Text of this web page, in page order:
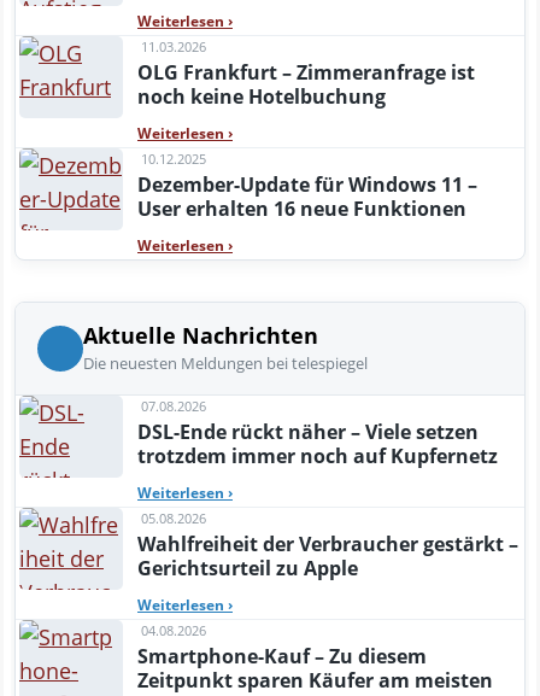
Weiterlesen ›
11.03.2026
OLG Frankfurt – Zimmeranfrage ist
noch keine Hotelbuchung
Weiterlesen ›
10.12.2025
Dezember-Update für Windows 11 –
User erhalten 16 neue Funktionen
Weiterlesen ›
Aktuelle Nachrichten
Die neuesten Meldungen bei telespiegel
07.08.2026
DSL-Ende rückt näher – Viele setzen
trotzdem immer noch auf Kupfernetz
Weiterlesen ›
05.08.2026
Wahlfreiheit der Verbraucher gestärkt –
Gerichtsurteil zu Apple
Weiterlesen ›
04.08.2026
Smartphone-Kauf – Zu diesem
Zeitpunkt sparen Käufer am meisten